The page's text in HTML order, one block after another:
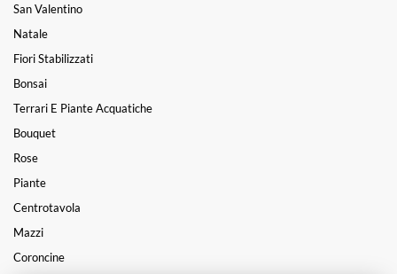
San Valentino
Natale
Fiori Stabilizzati
Bonsai
Terrari E Piante Acquatiche
Bouquet
Rose
Piante
Centrotavola
Mazzi
Coroncine